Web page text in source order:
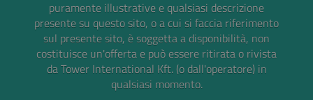
puramente illustrative e qualsiasi descrizione
presente su questo sito, o a cui si faccia riferimento
sul presente sito, è soggetta a disponibilità, non
costituisce un'offerta e può essere ritirata o rivista
da Tower International Kft. (o dall'operatore) in
qualsiasi momento.